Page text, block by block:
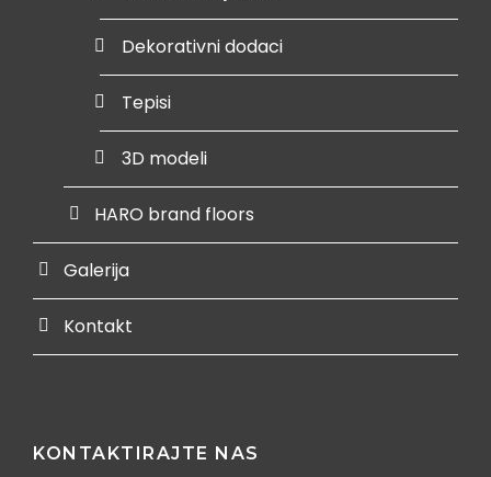
Dekorativni dodaci
Tepisi
3D modeli
HARO brand floors
Galerija
Kontakt
KONTAKTIRAJTE NAS